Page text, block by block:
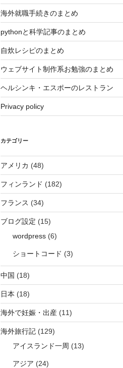
海外就職手続きのまとめ
pythonと科学記事のまとめ
自炊レシピのまとめ
ウェブサイト制作系お勉強のまとめ
ヘルシンキ・エスポーのレストラン
Privacy policy
カテゴリー
アメリカ (48)
フィンランド (182)
フランス (34)
ブログ設定 (15)
wordpress(6)
ショートコード (3)
中国 (18)
日本 (18)
海外で妊娠・出産(11)
海外旅行記(129)
アイスランド一周 (13)
アジア (24)